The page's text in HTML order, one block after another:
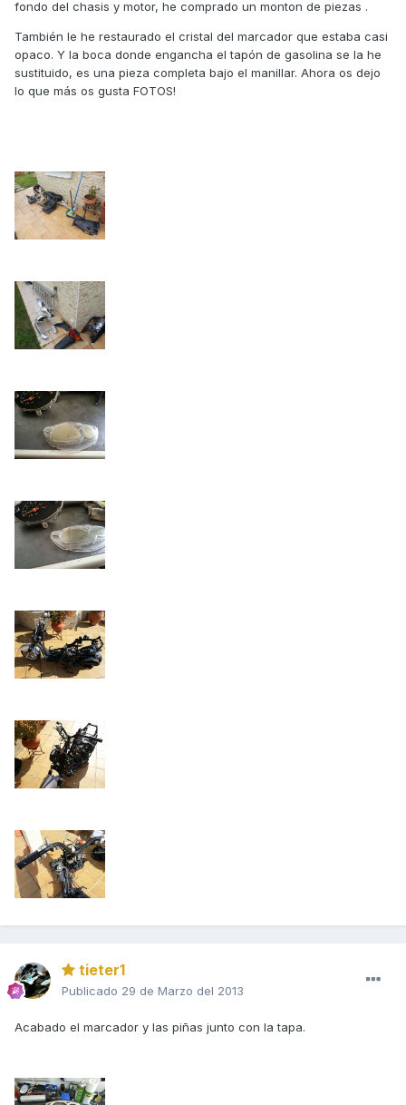
fondo del chasis y motor, he comprado un monton de piezas .
También le he restaurado el cristal del marcador que estaba casi
opaco. Y la boca donde engancha el tapón de gasolina se la he
sustituido, es una pieza completa bajo el manillar. Ahora os dejo
lo que más os gusta FOTOS!
tieter1
Publicado 29 de Marzo del 2013
Acabado el marcador y las piñas junto con la tapa.